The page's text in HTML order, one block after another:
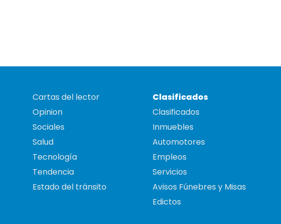
Cartas del lector
Opinion
Sociales
Salud
Tecnología
Tendencia
Estado del tránsito
Clasificados
Clasificados
Inmuebles
Automotores
Empleos
Servicios
Avisos Fúnebres y Misas
Edictos